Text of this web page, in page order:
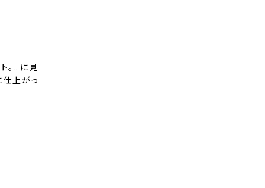
。…に見
上がっ